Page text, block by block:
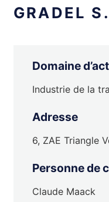
GRADEL
Domaine
Industrie de la
Adresse
6, ZAE Triangle
Personne de
Claude Maack